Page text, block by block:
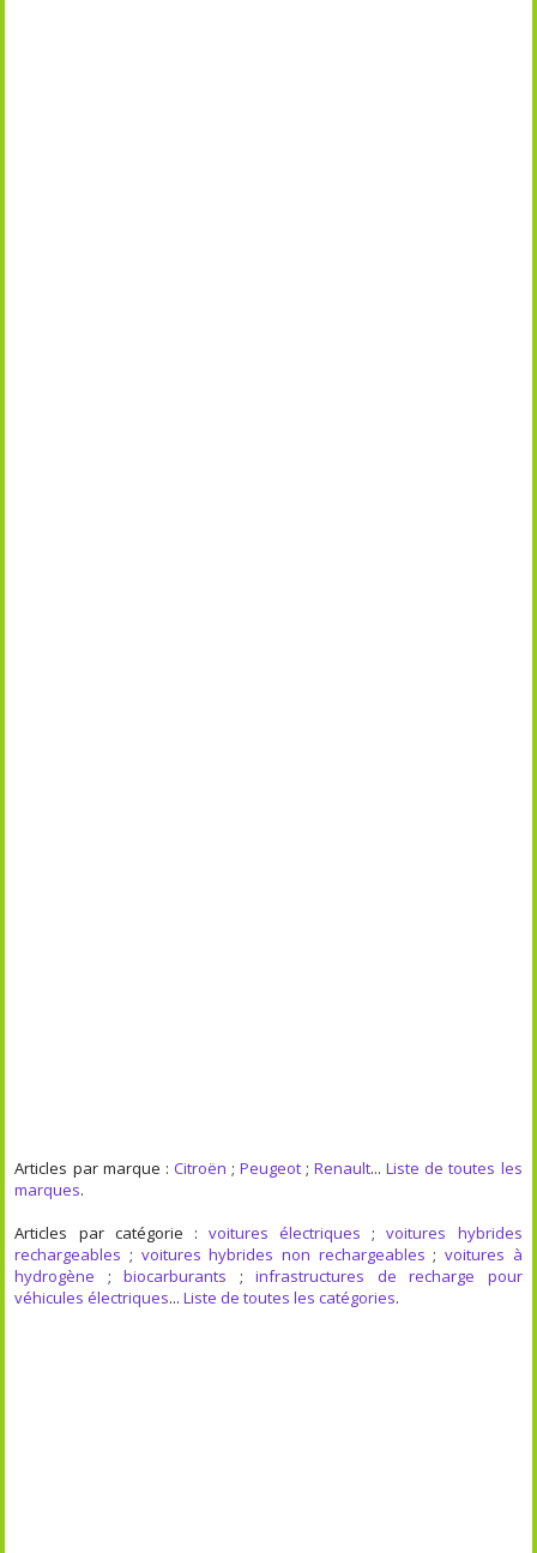
Articles par marque : Citroën ; Peugeot ;Renault...Liste de toutes les
marques.
Articles par catégorie : voitures électriques ;voitures hybrides
rechargeables ; voitures hybrides non rechargeables ; voitures à
hydrogène ;biocarburants ;infrastructures de recharge pour
véhicules électriques...Liste de toutes les catégories.